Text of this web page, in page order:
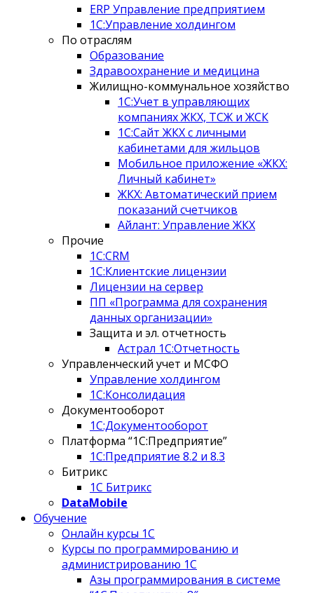
ERP Управление предприятием
1С:Управление холдингом
По отраслям
Образование
Здравоохранение и медицина
Жилищно-коммунальное хозяйство
1С:Учет в управляющих
компаниях ЖКХ, ТСЖ и ЖСК
1С:Сайт ЖКХ с личными
кабинетами для жильцов
Мобильное приложение «ЖКХ:
Личный кабинет»
ЖКХ: Автоматический прием
показаний счетчиков
Айлант: Управление ЖКХ
Прочие
1С:CRM
1С:Клиентские лицензии
Лицензии на сервер
ПП «Программа для сохранения
данных организации»
Защита и эл. отчетность
Астрал 1С:Отчетность
Управленческий учет и МСФО
Управление холдингом
1С:Консолидация
Документооборот
1С:Документооборот
Платформа “1С:Предприятие”
1С:Предприятие 8.2 и 8.3
Битрикс
1С Битрикс
DataMobile
Обучение
Онлайн курсы 1С
Курсы по программированию и
администрированию 1С
Азы программирования в системе